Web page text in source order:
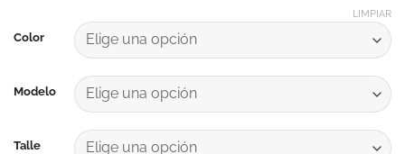
Color
Modelo
Talle
LIMPIAR